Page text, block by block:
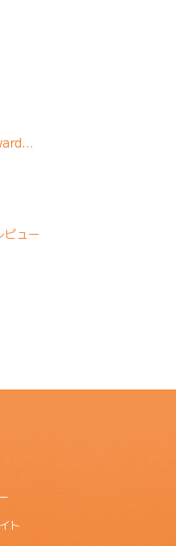
ビュー
ト